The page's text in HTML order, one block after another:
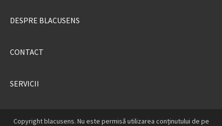
DESPRE BLACUSENS
CONTACT
SERVICII
Copyright blacusens. Nu este permisă utilizarea conținutului de pe